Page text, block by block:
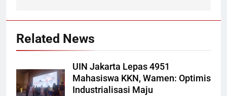
Related News
UIN Jakarta Lepas 4951
Mahasiswa KKN, Wamen: Optimis
Industrialisasi Maju